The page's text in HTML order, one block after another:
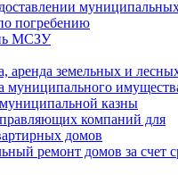
погребению
МСЗУ
аренда земельных и
муниципального
казны
компаний для
домов
ремонт домов за счет